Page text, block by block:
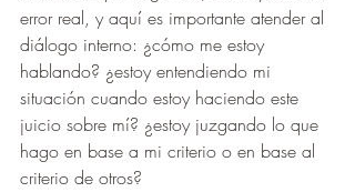
error real, y aquí es importante atender al
diálogo interno: ¿cómo me estoy
hablando? ¿estoy entendiendo mi
situación cuando estoy haciendo este
juicio sobre mí? ¿estoy juzgando lo que
hago en base a mi criterio o en base al
criterio de otros?